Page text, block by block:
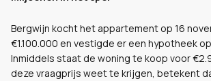
Bergwijn kocht het appartement op 16
€1.100.000 en vestigde er een hypotheek
Inmiddels staat de woning te koop voor
deze vraagprijs weet te krijgen, betekent